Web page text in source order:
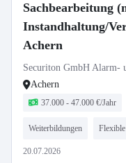
Sachbearbeitung
Instandhaltung/
Achern
Securiton GmbH Alarm-
Achern
37.000 - 47.000 €/Jahr
Weiterbildungen
20.07.2026